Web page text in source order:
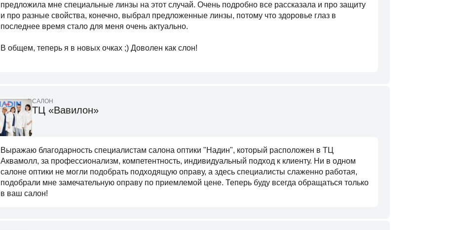
предложила мне специальные линзы на этот случай. Очень подробно все рассказала и про защиту
и про разные свойства, конечно, выбрал предложенные линзы, потому что здоровье глаз в
последнее время стало для меня очень актуально.
В общем, теперь я в новых очках ;) Доволен как слон!
САЛОН
ТЦ «Вавилон»
Выражаю благодарность специалистам салона оптики "Надин", который расположен в ТЦ
Аквамолл, за профессионализм, компетентность, индивидуальный подход к клиенту. Ни в одном
салоне оптики не могли подобрать подходящую оправу, а здесь специалисты слаженно работая,
подобрали мне замечательную оправу по приемлемой цене. Теперь буду всегда обращаться только
в ваш салон!